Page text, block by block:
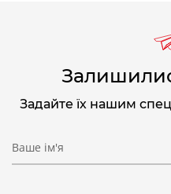
Задайте їх нашим
Ваше ім'я